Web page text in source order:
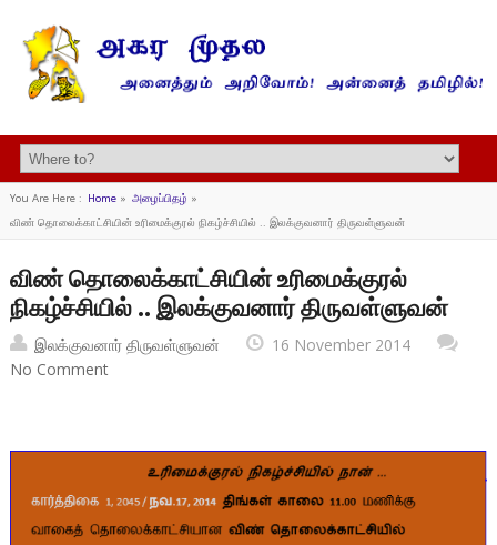
You Are Here : Home» அழைப்பிதழ் »
விண் தொலைக்காட்சியின் உரிமைக்குரல் நிகழ்ச்சியில் .. இலக்குவனார் திருவள்ளுவன்
விண் தொலைக்காட்சியின் உரிமைக்குரல்
நிகழ்ச்சியில் .. இலக்குவனார் திருவள்ளுவன்
இலக்குவனார் திருவள்ளுவன்
16 November 2014
No Comment